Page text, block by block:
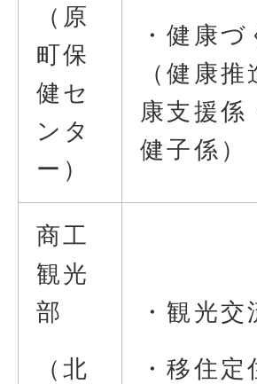
（原
町保
健セ
ンタ
ー）
・健康
（健康
康支援係
健子係）
商工
観光
部
（北
・観光交
・移住定